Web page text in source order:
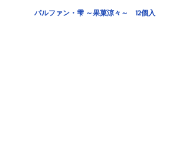
パルファン・雫 ～果菓涼々～　12個入